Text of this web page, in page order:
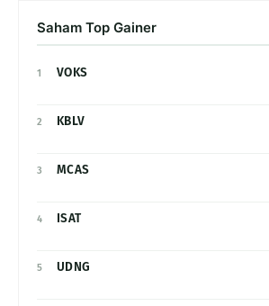
Saham Top Gainer
1 VOKS
2 KBLV
3 MCAS
4 ISAT
5 UDNG